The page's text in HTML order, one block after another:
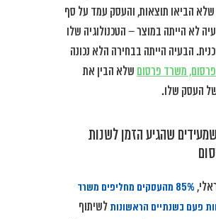
שלא הביאו תוצאות, והעסק עמד על סף
לא הייתה במוצר – הטכנולוגיה שלו
הבעיה הייתה בבחירה הלא נכונה
פרסום, משרד פרסום שלא הבין את
של העסק שלו.
שהגיע הזמן לשנות
85% מהעסקים מחליפים משרד
פעם בשנתיים הראשונותלשיתוף